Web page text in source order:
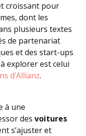
croissant pour
dont les
plusieurs textes
de partenariat
et des start-ups
explorer est celui
d’Allianz.
à une
des voitures
s’ajuster et